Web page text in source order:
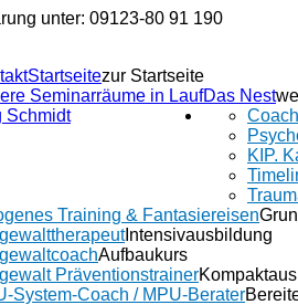
unter: 09123-80 91 190
Startseitezur Startseite
Das Nest
Seminarräume in Lauf
Schmidt
KIP.
Training & Fantasiereisen
Intensivausbildung
Aufbaukurs
Präventionstrainer
System-Coach / MPU-Berater